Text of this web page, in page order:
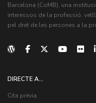
Barcelona (CoMB), una
interessos de la professió,
pel dret de les persones a la
DIRECTE A...
Cita prèvia